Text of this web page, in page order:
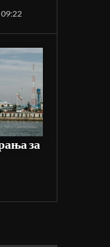
09:22
за